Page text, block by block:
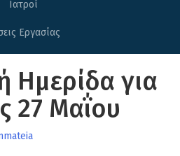
Ιατροί
Εργασίας
Ημερίδα για
27 Μαΐου